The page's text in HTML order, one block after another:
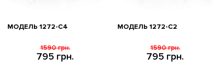
МОДЕЛЬ 1272-C4
795 грн.
1590 грн.
МОДЕЛЬ 1272-C2
795 грн.
1590 грн.